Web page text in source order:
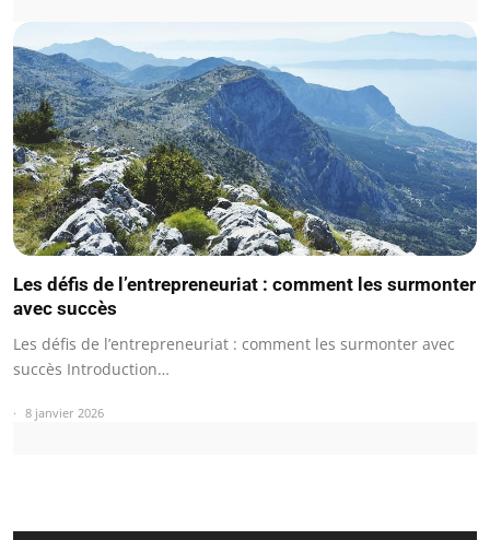
Les défis de l’entrepreneuriat : comment les surmonter
avec succès
Les défis de l’entrepreneuriat : comment les surmonter avec
succès Introduction…
8 janvier 2026